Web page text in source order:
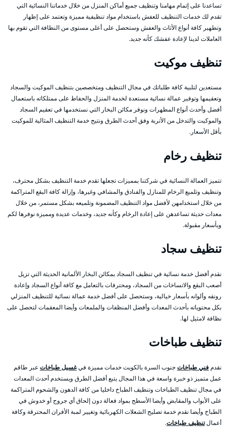
تساعدنا على إتمام مهامنا وتنظيف جميع أماكن المنزل من خلال خدماتنا النسائية التي
تقدم لك خدمات التنظيف للعفش باستخدام مواد تنظيفية مميزة وتعتمد على إظهار
وتطهير كافة أنواع الأثاث والعفش وستحصل على أعلى مستوى من النظافة التي تقوم بها
العاملات لدينا لإعادة عفشك كأنه جديد.
تنظيف موكيت
مستعدين لتلبية كافة طلباتك في مجال التنظيف ومتخصصين بتنظيف الموكيت والسجاد
وتعقيمها وتوفير عمالة نسائية مستعدة لخدمة المنزل والحفاظ على ممتلكاته باستعمال
أفضل وأحدث أنواع المطهرات ونوفر مكائن البخار التي نستخدمها في تعقيم السجاد
والموكيت والتدخل من الأتربة وفق أحدث الطرق ونتيح خدمة التنظيف المثالية للموكيت
بأقل الأسعار.
تنظيف رخام
تتميز العمالة النسائية في شركتنا بمميزات تجعلها تقدم خدمة التنظيف بشكل محترف،
وتنظيف وتلميع الرخام للمنازل والفنادق والمشافي وغيرها، وإزالة كافة البقع المتراكمة
من خلال استخدامهن لأفضل مواد التنظيف المضمونة وتلميعه بشكل مستمر، من خلال
معدات حديثة تساعدهن على إعادة الرخام وكأنه جديد، وخدمات عديدة ومميزة نوفرها لكم
وبأسعار مقبولة.
تنظيف سجاد
نقدم أفضل خدمة نسائية في تنظيف السجاد بمكائن البخار الألمانية الحديثة التي تزيل
أصعب البقع والاتساخات من السجاد، ومحترفات بالتعامل مع كافة أنواع السجاد وإعادة
رونقه وألوانه بأسعار خيالية، وستحصل على أفضل خدمة عمالة نسائية للتنظيف المنزلي
بكل محتوياته بأحدث المعدات وأفضل المنظفات والملمعات وأيضا المعقمات لتحصل على
نظافة لامثيل لها.
تنظيف طباخات
نقدم فني طباخاتجنوب السرة بالكويت خدمات مميزة فيغسيل طباخات عبر طاقم
عمل متميز ذو خبرة واسعة في هذا المجال يتبع أفضل الطرق ويستخدم أحدث المعدات
في مجال تنظيف الطباخات وتنظيف الطباخ داخليا من كافة الدهون والشحوم المتراكمة
على الأبواب والمقابض وأيضا الأسطح بمواد فعالة دون إلحاق أي جروح أو خدوش في
الطباخ وأيضا نقدم خدمة تصليح الشعلات الكهربائية وتغيير لمبة الأفران المحترقة وكافة
أعمالتنظيف طباخات.